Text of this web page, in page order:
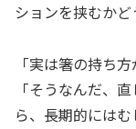
ションを挟むかど
「実は箸の持ち
「そうなんだ、
ら、長期的には